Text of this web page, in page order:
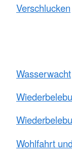
Verschlucken
Wasserwacht
Wohlfahrt